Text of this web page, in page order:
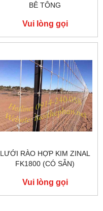
BÊ TÔNG
Vui lòng gọi
LƯỚI RÀO HỢP KIM ZINAL
FK1800 (CÓ SẴN)
Vui lòng gọi